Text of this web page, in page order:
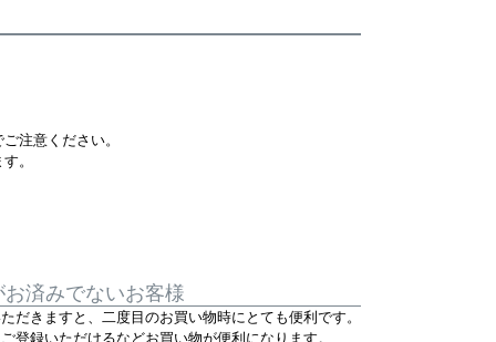
注意ください。
。
済みでないお客様
だきますと、二度目のお買い物時にとても便利です。
登録いただけるなどお買い物が便利になります。